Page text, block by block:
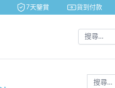
7天鑒賞 貨到付款